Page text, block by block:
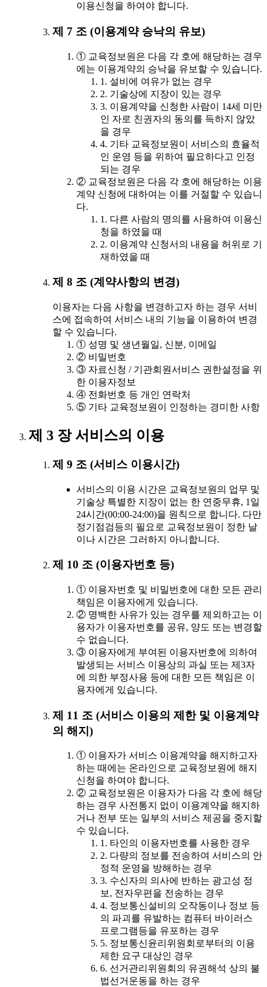
이용신청을 하여야 합니다.
제 7 조 (이용계약 승낙의 유보)
① 교육정보원은 다음 각 호에 해당하는 경우
에는 이용계약의 승낙을 유보할 수 있습니다.
1. 설비에 여유가 없는 경우
2. 기술상에 지장이 있는 경우
3. 이용계약을 신청한 사람이 14세 미만
인 자로 친권자의 동의를 득하지 않았
을 경우
4. 기타 교육정보원이 서비스의 효율적
인 운영 등을 위하여 필요하다고 인정
되는 경우
② 교육정보원은 다음 각 호에 해당하는 이용
계약 신청에 대하여는 이를 거절할 수 있습니
다.
1. 다른 사람의 명의를 사용하여 이용신
청을 하였을 때
2. 이용계약 신청서의 내용을 허위로 기
재하였을 때
제 8 조 (계약사항의 변경)
이용자는 다음 사항을 변경하고자 하는 경우 서비
스에 접속하여 서비스 내의 기능을 이용하여 변경
할 수 있습니다.
① 성명 및 생년월일, 신분, 이메일
② 비밀번호
③ 자료신청 / 기관회원서비스 권한설정을 위
한 이용자정보
④ 전화번호 등 개인 연락처
⑤ 기타 교육정보원이 인정하는 경미한 사항
제 3 장 서비스의 이용
제 9 조 (서비스 이용시간)
서비스의 이용 시간은 교육정보원의 업무 및
기술상 특별한 지장이 없는 한 연중무휴, 1일
24시간(00:00-24:00)을 원칙으로 합니다. 다만
정기점검등의 필요로 교육정보원이 정한 날
이나 시간은 그러하지 아니합니다.
제 10 조 (이용자번호 등)
① 이용자번호 및 비밀번호에 대한 모든 관리
책임은 이용자에게 있습니다.
② 명백한 사유가 있는 경우를 제외하고는 이
용자가 이용자번호를 공유, 양도 또는 변경할
수 없습니다.
③ 이용자에게 부여된 이용자번호에 의하여
발생되는 서비스 이용상의 과실 또는 제3자
에 의한 부정사용 등에 대한 모든 책임은 이
용자에게 있습니다.
제 11 조 (서비스 이용의 제한 및 이용계약
의 해지)
① 이용자가 서비스 이용계약을 해지하고자
하는 때에는 온라인으로 교육정보원에 해지
신청을 하여야 합니다.
② 교육정보원은 이용자가 다음 각 호에 해당
하는 경우 사전통지 없이 이용계약을 해지하
거나 전부 또는 일부의 서비스 제공을 중지할
수 있습니다.
1. 타인의 이용자번호를 사용한 경우
2. 다량의 정보를 전송하여 서비스의 안
정적 운영을 방해하는 경우
3. 수신자의 의사에 반하는 광고성 정
보, 전자우편을 전송하는 경우
4. 정보통신설비의 오작동이나 정보 등
의 파괴를 유발하는 컴퓨터 바이러스
프로그램등을 유포하는 경우
5. 정보통신윤리위원회로부터의 이용
제한 요구 대상인 경우
6. 선거관리위원회의 유권해석 상의 불
법선거운동을 하는 경우